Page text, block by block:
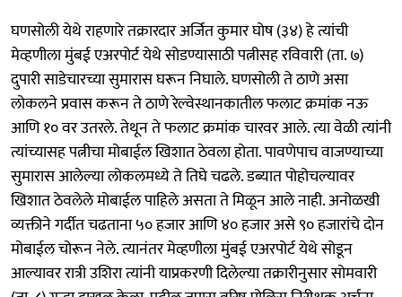
घणसोली येथे राहणारे तक्रारदार अर्जित कुमार घोष (३४) हे त्यांची
मेव्हणीला मुंबई एअरपोर्ट येथे सोडण्यासाठी पत्नीसह रविवारी (ता. ७)
दुपारी साडेचारच्या सुमारास घरून निघाले. घणसोली ते ठाणे असा
लोकलने प्रवास करून ते ठाणे रेल्वेस्थानकातील फलाट क्रमांक नऊ
आणि १० वर उतरले. तेथून ते फलाट क्रमांक चारवर आले. त्या वेळी त्यांनी
त्यांच्यासह पत्नीचा मोबाईल खिशात ठेवला होता. पावणेपाच वाजण्याच्या
सुमारास आलेल्या लोकलमध्ये ते तिघे चढले. डब्यात पोहोचल्यावर
खिशात ठेवलेले मोबाईल पाहिले असता ते मिळून आले नाही. अनोळखी
व्यक्तीने गर्दीत चढताना ५० हजार आणि ४० हजार असे ९० हजारांचे दोन
मोबाईल चोरून नेले. त्यानंतर मेव्हणीला मुंबई एअरपोर्ट येथे सोडून
आल्यावर रात्री उशिरा त्यांनी याप्रकरणी दिलेल्या तक्रारीनुसार सोमवारी